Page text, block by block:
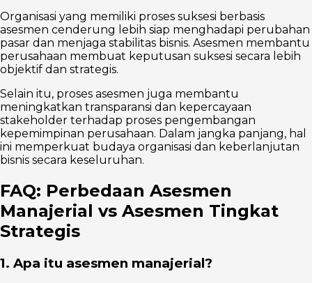
Organisasi yang memiliki proses suksesi berbasis
asesmen cenderung lebih siap menghadapi perubahan
pasar dan menjaga stabilitas bisnis. Asesmen membantu
perusahaan membuat keputusan suksesi secara lebih
objektif dan strategis.
Selain itu, proses asesmen juga membantu
meningkatkan transparansi dan kepercayaan
stakeholder terhadap proses pengembangan
kepemimpinan perusahaan. Dalam jangka panjang, hal
ini memperkuat budaya organisasi dan keberlanjutan
bisnis secara keseluruhan.
FAQ: Perbedaan Asesmen
Manajerial vs Asesmen Tingkat
Strategis
1. Apa itu asesmen manajerial?